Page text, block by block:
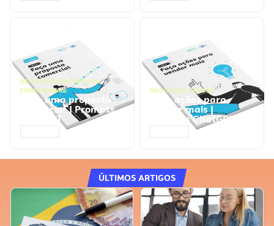
NEGÓCIOS, PROCESSOS
EMPRESARIAIS
Faça uma proposta
comercial | Prompts
ChatGPT
NEGÓCIOS, VENDAS
Faça ações para
vender mais |
Prompts ChatGPT
ÚLTIMOS ARTIGOS